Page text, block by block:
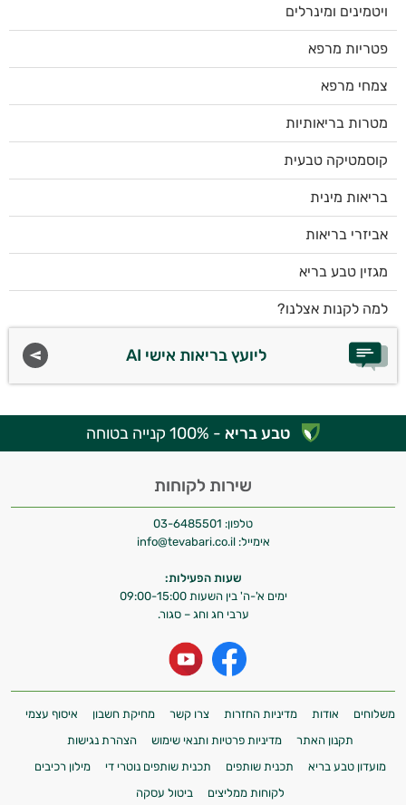
ויטמינים ומינרלים
פטריות מרפא
צמחי מרפא
מטרות בריאותיות
קוסמטיקה טבעית
בריאות מינית
אביזרי בריאות
מגזין טבע בריא
למה לקנות אצלנו?
ליועץ בריאות אישי AI
טבע בריא - 100% קנייה בטוחה
שירות לקוחות
טלפון: 03-6485501
אימייל: info@tevabari.co.il
שעות הפעילות:
ימים א'-ה' בין השעות 09:00-15:00
ערבי חג וחג – סגור.
משלוחים אודות מדיניות החזרות צרו קשר מחיקת חשבון
איסוף עצמי
תקנון האתר
מדיניות פרטיות ותנאי שימוש
הצהרת נגישות
מועדון טבע בריא
תכנית שותפים תכנית שותפים נוטרי די
מילון רכיבים
לקוחות ממליצים
ביטול עסקה